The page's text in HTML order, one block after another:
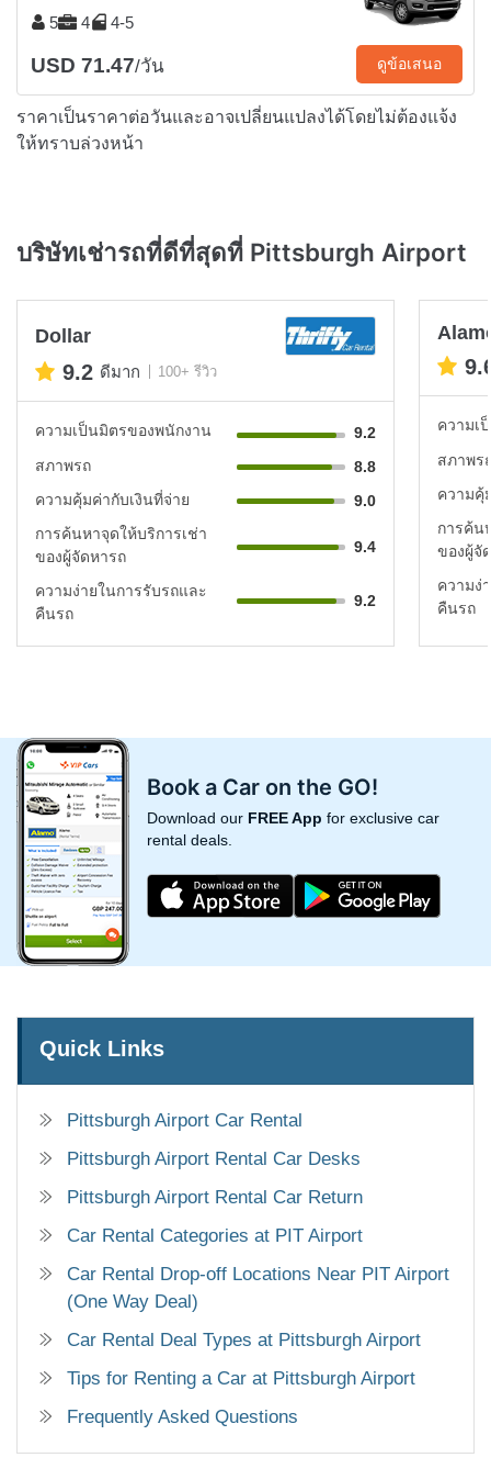
5 4 4-5
USD 71.47/วัน ดูข้อเสนอ
ราคาเป็นราคาต่อวันและอาจเปลี่ยนแปลงได้โดยไม่ต้องแจ้ง
ให้ทราบล่วงหน้า
บริษัทเช่ารถที่ดีที่สุดที่ Pittsburgh Airport
Dollar
9.2 ดีมาก 100+ รีวิว
ความเป็นมิตรของพนักงาน
9.2
สภาพรถ
8.8
ความคุ้มค่ากับเงินที่จ่าย
9.0
การค้นหาจุดให้บริการเช่า
ของผู้จัดหารถ
9.4
ความง่ายในการรับรถและ
คืนรถ
9.2
ความเ
สภาพร
ความคุ้
การค้น
ของผู้จั
ความง่
คืนรถ
Book a Car on the GO!
Download our FREE App for exclusive car
rental deals.
Quick Links
Pittsburgh Airport Car Rental
Pittsburgh Airport Rental Car Desks
Pittsburgh Airport Rental Car Return
Car Rental Categories at PIT Airport
Car Rental Drop-off Locations Near PIT Airport
(One Way Deal)
Car Rental Deal Types at Pittsburgh Airport
Tips for Renting a Car at Pittsburgh Airport
Frequently Asked Questions